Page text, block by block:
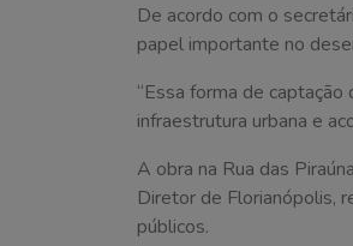
De acordo com o
papel importante no
“Essa forma de
infraestrutura urbana e
A obra na Rua das
Diretor de Florianópolis,
públicos.